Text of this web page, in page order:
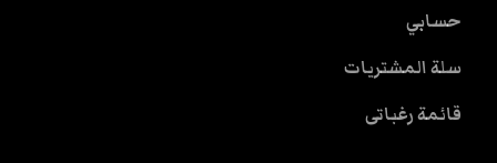
حسابي
سلة المشتريات
قائمة رغباتى